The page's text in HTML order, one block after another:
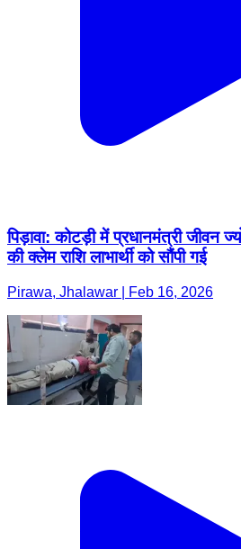
पिड़ावा: कोटड़ी में प्रधानमंत्री जीवन
की क्लेम राशि लाभार्थी को सौंपी गई
Pirawa, Jhalawar | Feb 16, 2026